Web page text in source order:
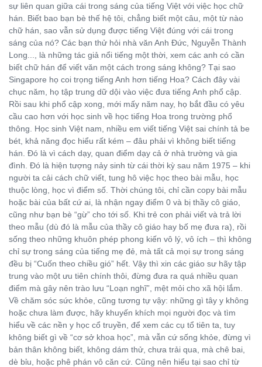
sự liên quan giữa cái trong sáng của tiếng Việt với việc học chữ
hán. Biết bao bạn bè thế hệ tôi, chẳng biết một câu, một từ nào
chữ hán, sao vẫn sử dụng được tiếng Việt đúng với cái trong
sáng của nó? Các bạn thử hỏi nhà văn Anh Đức, Nguyễn Thành
Long..., là những tác giả nổi tiếng một thời, xem các anh có cần
biết chữ hán để viết văn một cách trong sáng không? Tại sao
Singapore họ coi trọng tiếng Anh hơn tiếng Hoa? Cách đây vài
chục năm, họ tập trung dữ dội vào việc đưa tiếng Anh phổ cập.
Rồi sau khi phổ cập xong, mới mấy năm nay, họ bắt đầu có yêu
cầu cao hơn với học sinh về học tiếng Hoa trong trường phổ
thông. Học sinh Việt nam, nhiều em viết tiếng Việt sai chính tả be
bét, khả năng đọc hiểu rất kém – đâu phải vì không biết tiếng
hán. Đó là vì cách dạy, quan điểm dạy cả ở nhà trường và gia
đình. Đó là hiện tượng nảy sinh từ cái thời kỳ sau năm 1975 – khi
người ta cải cách chữ viết, tung hô việc học theo bài mẫu, học
thuộc lòng, học vì điểm số. Thời chúng tôi, chỉ cần copy bài mẫu
hoặc bài của bất cứ ai, là nhận ngay điểm 0 và bị thầy cô giáo,
cũng như bạn bè “gừ” cho tới số. Khi trẻ con phải viết và trả lời
theo mẫu (dù đó là mẫu của thầy cô giáo hay bố mẹ đưa ra), rồi
sống theo những khuôn phép phong kiến vô lý, vô ích – thì không
chỉ sự trong sáng của tiếng mẹ đẻ, mà tất cả mọi sự trong sáng
đều bị “Cuốn theo chiều gió” hết. Vậy thì xin các giáo sư hãy tập
trung vào một ưu tiên chính thôi, đừng đưa ra quá nhiều quan
điểm mà gây nên trào lưu “Loạn nghĩ”, mệt mỏi cho xã hội lắm.
Về chăm sóc sức khỏe, cũng tương tự vậy: những gì tây y không
hoặc chưa làm được, hãy khuyến khích mọi người đọc và tìm
hiểu về các nền y học cổ truyền, để xem các cụ tổ tiên ta, tuy
không biết gì về “cơ sở khoa học”, mà vẫn cứ sống khỏe, đừng vì
bản thân không biết, không dám thử, chưa trải qua, mà chê bai,
dè bỉu, hoặc phê phán vô căn cứ. Cũng nên hiểu tại sao chỉ từ